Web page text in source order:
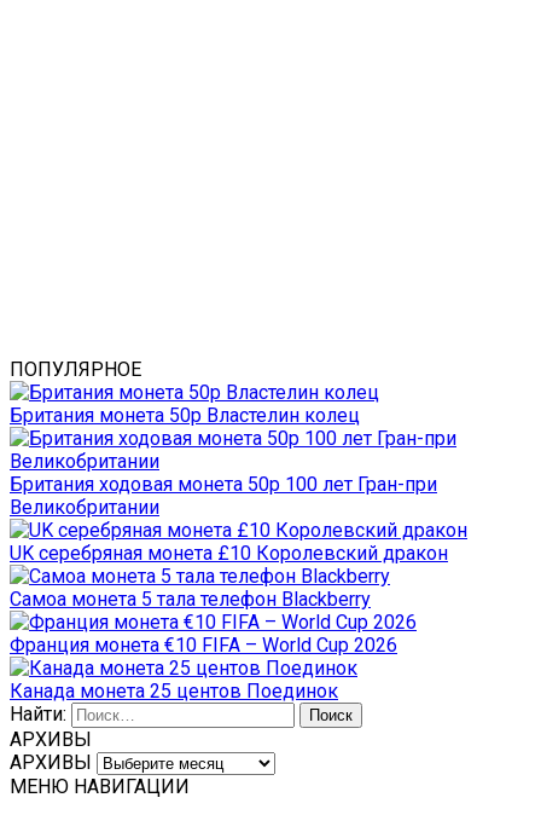
ПОПУЛЯРНОЕ
Британия монета 50p Властелин колец
Британия ходовая монета 50р 100 лет Гран-при
Великобритании
UK серебряная монета £10 Королевский дракон
Самоа монета 5 тала телефон Blackberry
Франция монета €10 FIFA – World Cup 2026
Канада монета 25 центов Поединок
Найти:
АРХИВЫ
АРХИВЫ
МЕНЮ НАВИГАЦИИ